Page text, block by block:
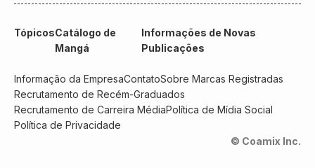
TópicosCatálogo de
Mangá
Informações de Novas
Publicações
Informação da EmpresaContatoSobre Marcas Registradas
Recrutamento de Recém-Graduados
Recrutamento de Carreira MédiaPolítica de Mídia Social
Política de Privacidade
© Coamix Inc.